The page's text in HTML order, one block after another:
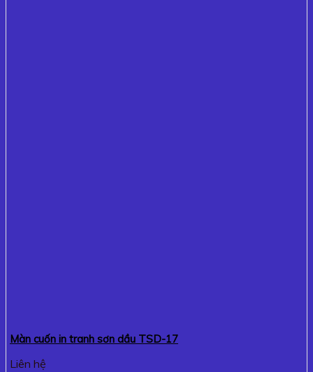
Màn cuốn in tranh sơn dầu TSD-17
Liên hệ